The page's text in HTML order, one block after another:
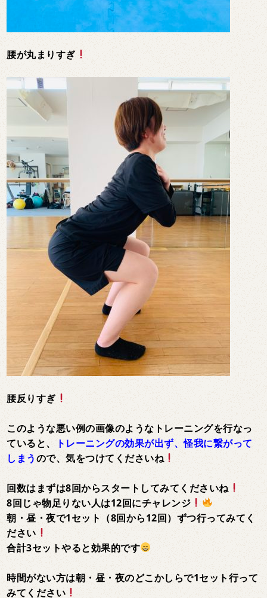
腰が丸まりすぎ
腰反りすぎ
このような悪い例の画像のようなトレーニングを行なっ
ていると、
トレーニングの効果が出ず、怪我に繋がって
しまうので、気をつけてくださいね
回数はまずは8回からスタートしてみてくださいね
8回じゃ物足りない人は12回にチャレンジ
朝・昼・夜で1セット（8回から12回）ずつ行ってみてく
ださい
合計3セットやると効果的です
時間がない方は朝・昼・夜のどこかしらで1セット行って
みてください